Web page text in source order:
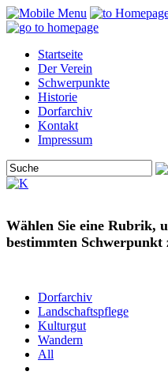
Startseite
Der Verein
Schwerpunkte
Historie
Dorfarchiv
Kontakt
Impressum
Wählen Sie eine Rubrik,
bestimmten
Dorfarchiv
Landschaftspflege
Kulturgut
Wandern
All